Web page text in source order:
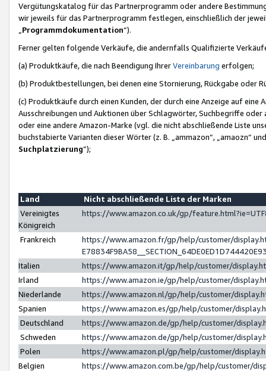
Vergütungskatalog für das Partnerprogramm oder andere
wir jeweils für das Partnerprogramm festlegen, einschließlich der
Programmdokumentation“).
Ferner gelten folgende Verkäufe, die andernfalls Qualifizierte
(a) Produktkäufe, die nach Beendigung IhrerVereinbarung erfolgen;
(b) Produktbestellungen, bei denen eine Stornierung, Rückgabe oder
(c) Produktkäufe durch einen Kunden, der durch eine Anzeige auf
Ausschreibungen und Auktionen über Schlagwörter, Suchbegriffe
oder eine andere Amazon-Marke (vgl. die nicht abschließende Liste
buchstabierte Varianten dieser Wörter (z. B. „ammazon“, „amaozn“
Suchplatzierung”);
Land
Nicht abschließende Liste der Marken
Vereinigtes
Königreich
https://www.amazon.co.uk/gp/
Frankreich
https://www.amazon.fr/gp/help/customer/
Italien
https://www.amazon.it/gp/help/customer/
Irland
https://www.amazon.ie/gp/help/customer/
Niederlande
https://www.amazon.nl/gp/help/customer/
Spanien
https://www.amazon.es/gp/help/customer/
Deutschland
https://www.amazon.de/gp/help/customer/
Schweden
https://www.amazon.de/gp/help/customer/
Polen
https://www.amazon.pl/gp/help/customer/
Belgien
https://www.amazon.com.be/gp/help/customer/